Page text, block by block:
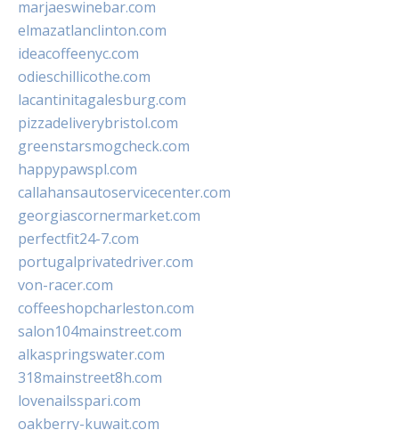
marjaeswinebar.com
elmazatlanclinton.com
ideacoffeenyc.com
odieschillicothe.com
lacantinitagalesburg.com
pizzadeliverybristol.com
greenstarsmogcheck.com
happypawspl.com
callahansautoservicecenter.com
georgiascornermarket.com
perfectfit24-7.com
portugalprivatedriver.com
von-racer.com
coffeeshopcharleston.com
salon104mainstreet.com
alkaspringswater.com
318mainstreet8h.com
lovenailsspari.com
oakberry-kuwait.com